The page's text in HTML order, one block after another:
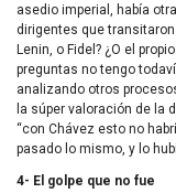
asedio imperial, había
dirigentes que
Lenin, o Fidel? ¿O el
preguntas no tengo
analizando otros
la súper valoración de la
“con Chávez esto no
pasado lo mismo, y lo
4- El golpe que no fue